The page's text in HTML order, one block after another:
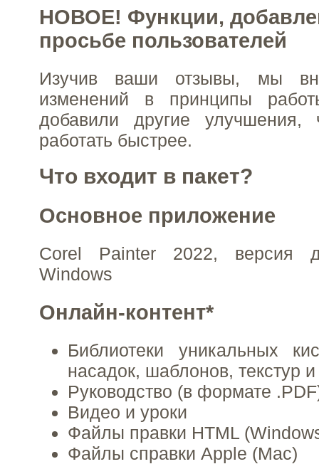
НОВОЕ! Функции,
просьбе пользователей
Изучив ваши отзывы, мы
изменений в принципы
добавили другие
работать быстрее.
Что входит в пакет?
Основное приложение
Corel Painter 2022, версия
Windows
Онлайн-контент*
Библиотеки уникальных
насадок, шаблонов, текстур и
Руководство (в формате
Видео и уроки
Файлы правки HTML
Файлы справки Apple (Mac)